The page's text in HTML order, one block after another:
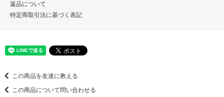
返品について
特定商取引法に基づく表記
この商品を友達に教える
この商品について問い合わせる